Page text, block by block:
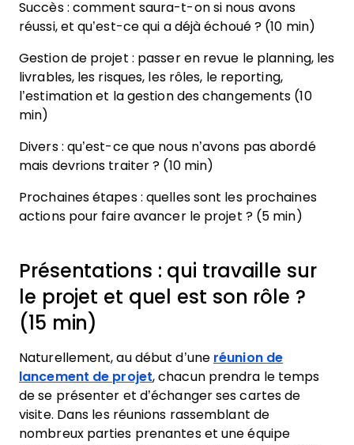
Succès : comment saura-t-on si nous avons
réussi, et qu’est-ce qui a déjà échoué ? (10 min)
Gestion de projet : passer en revue le planning, les
livrables, les risques, les rôles, le reporting,
l’estimation et la gestion des changements (10
min)
Divers : qu’est-ce que nous n’avons pas abordé
mais devrions traiter ? (10 min)
Prochaines étapes : quelles sont les prochaines
actions pour faire avancer le projet ? (5 min)
Présentations : qui travaille sur
le projet et quel est son rôle ?
(15 min)
Naturellement, au début d’une réunion de
lancement de projet, chacun prendra le temps
de se présenter et d’échanger ses cartes de
visite. Dans les réunions rassemblant de
nombreux parties prenantes et une équipe